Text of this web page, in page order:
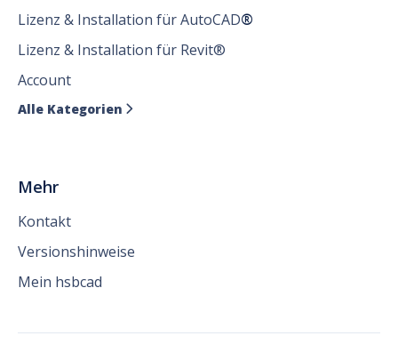
Lizenz & Installation für AutoCAD®
Lizenz & Installation für Revit®
Account
Alle Kategorien 
Mehr
Kontakt
Versionshinweise
Mein hsbcad